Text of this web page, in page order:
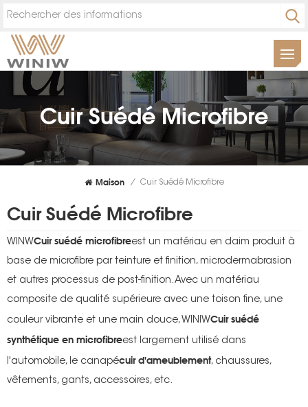
Cuir Suédé Microfibre
Maison / Cuir Suédé Microfibre
Cuir Suédé Microfibre
WINWCuir suédé microfibreest un matériau en daim produit à
base de microfibre par teinture et finition, microdermabrasion
et autres processus de post-finition. Avec un matériau
composite de qualité supérieure avec une toison fine, une
couleur vibrante et une main douce, WINIWCuir suédé
synthétique en microfibreest largement utilisé dans
l'automobile, le canapécuir d'ameublement, chaussures,
vêtements, gants, accessoires, etc.